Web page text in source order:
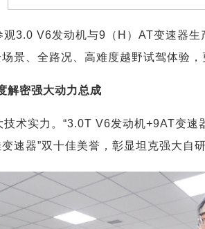
3.0 V6发动机与9（H）AT变速器
景、全路况、高难度越野试驾体验，
解密强大动力总成
术实力。“3.0T V6发动机+9AT变速
速器”双十佳美誉，彰显坦克强大自研